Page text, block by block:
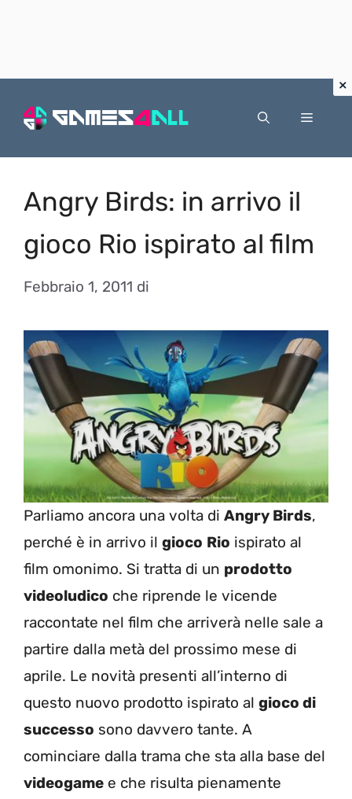
Menu
Angry Birds: in arrivo il
gioco Rio ispirato al film
Febbraio 1, 2011 di
Parliamo ancora una volta di Angry Birds,
perché è in arrivo il gioco Rio ispirato al
film omonimo. Si tratta di un prodotto
videoludico che riprende le vicende
raccontate nel film che arriverà nelle sale a
partire dalla metà del prossimo mese di
aprile. Le novità presenti all’interno di
questo nuovo prodotto ispirato al gioco di
successo sono davvero tante. A
cominciare dalla trama che sta alla base del
videogame e che risulta pienamente